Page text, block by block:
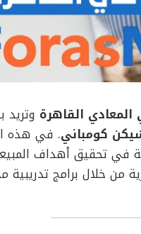
القاهرة وتريد
كومباني. في هذه
في تحقيق أهداف
من خلال برامج